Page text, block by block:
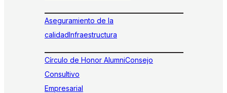
Aseguramiento de la
calidadInfraestructura
Círculo de Honor AlumniConsejo
Consultivo
Empresarial